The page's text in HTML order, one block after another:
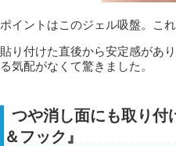
ポイントはこのジェル吸盤。こ
貼り付けた直後から安定感があ
る気配がなくて驚きました。
つや消し面にも取り付
＆フック』